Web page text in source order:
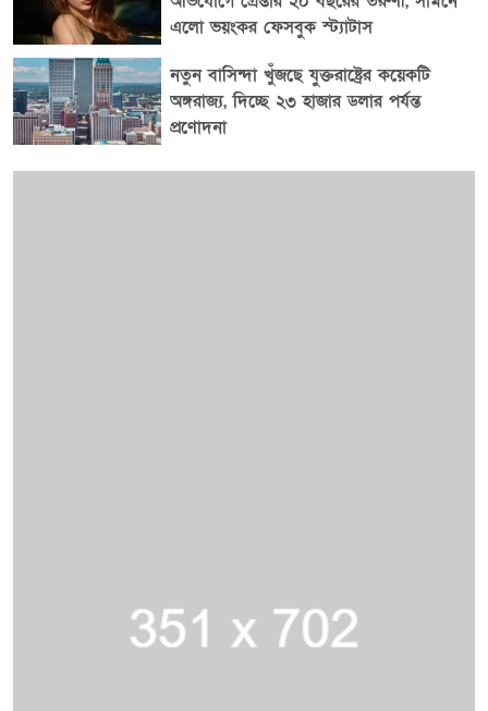
এলো ভয়ংকর ফেসবুক স্ট্যাটাস
নতুন বাসিন্দা খুঁজছে যুক্তরাষ্ট্রের কয়েকটি
অঙ্গরাজ্য, দিচ্ছে ২৩ হাজার ডলার পর্যন্ত
প্রণোদনা